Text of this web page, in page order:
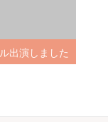
出演しました